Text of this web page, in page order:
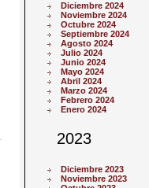
Diciembre 2024
Noviembre 2024
Octubre 2024
Septiembre 2024
Agosto 2024
Julio 2024
Junio 2024
Mayo 2024
Abril 2024
Marzo 2024
Febrero 2024
Enero 2024
2023
Diciembre 2023
Noviembre 2023